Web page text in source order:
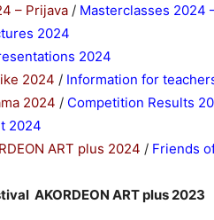
– Prijava / Masterclasses 2024
2024
2024
2024 / Information for
2024 / Competition Results
2024
ART plus 2024 / Friends
AKORDEON ART plus 2023